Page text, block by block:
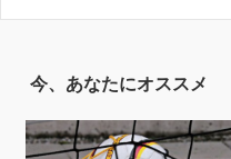
今、あなたにオススメ